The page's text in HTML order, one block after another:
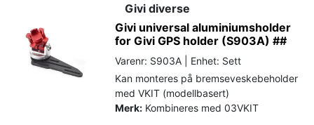
Givi diverse
Givi universal aluminiumsholder
for Givi GPS holder (S903A) ##
Varenr: S903A | Enhet: Sett
Kan monteres på bremseveskebeholder
med VKIT (modellbasert)
Merk: Kombineres med 03VKIT